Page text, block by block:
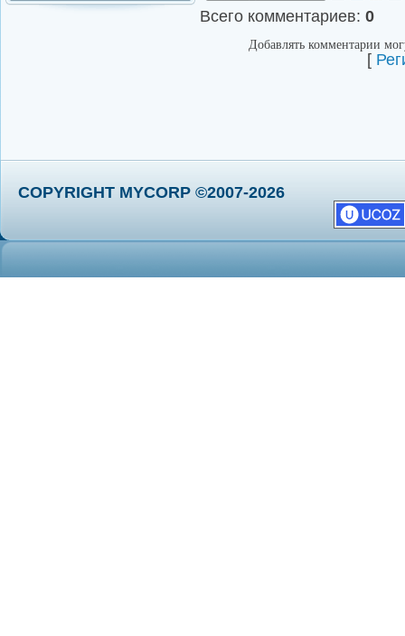
Всего комментариев: 0
Добавлять комментарии
[
COPYRIGHT MYCORP ©2007-2026